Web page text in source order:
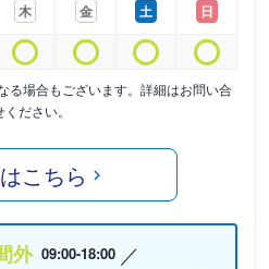
木
金
土
日
る場合もございます。詳細はお問い合
ください。
こちら
外 09:00-18:00